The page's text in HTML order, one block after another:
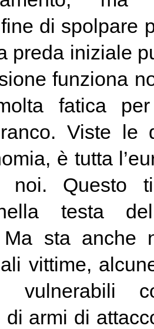
di spolpare
preda iniziale
funziona
fatica
Viste le
è tutta
noi. Questo
testa
Ma sta anche
vittime,
vulnerabili
di armi di